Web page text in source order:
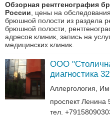
Обзорная рентгенография
России, цены на
брюшной полости из раздела
брюшной полости,
адресов клиник, запись на
медицинских клиник.
ООО
диагностика
Аллергология
проспект Ленина
тел.